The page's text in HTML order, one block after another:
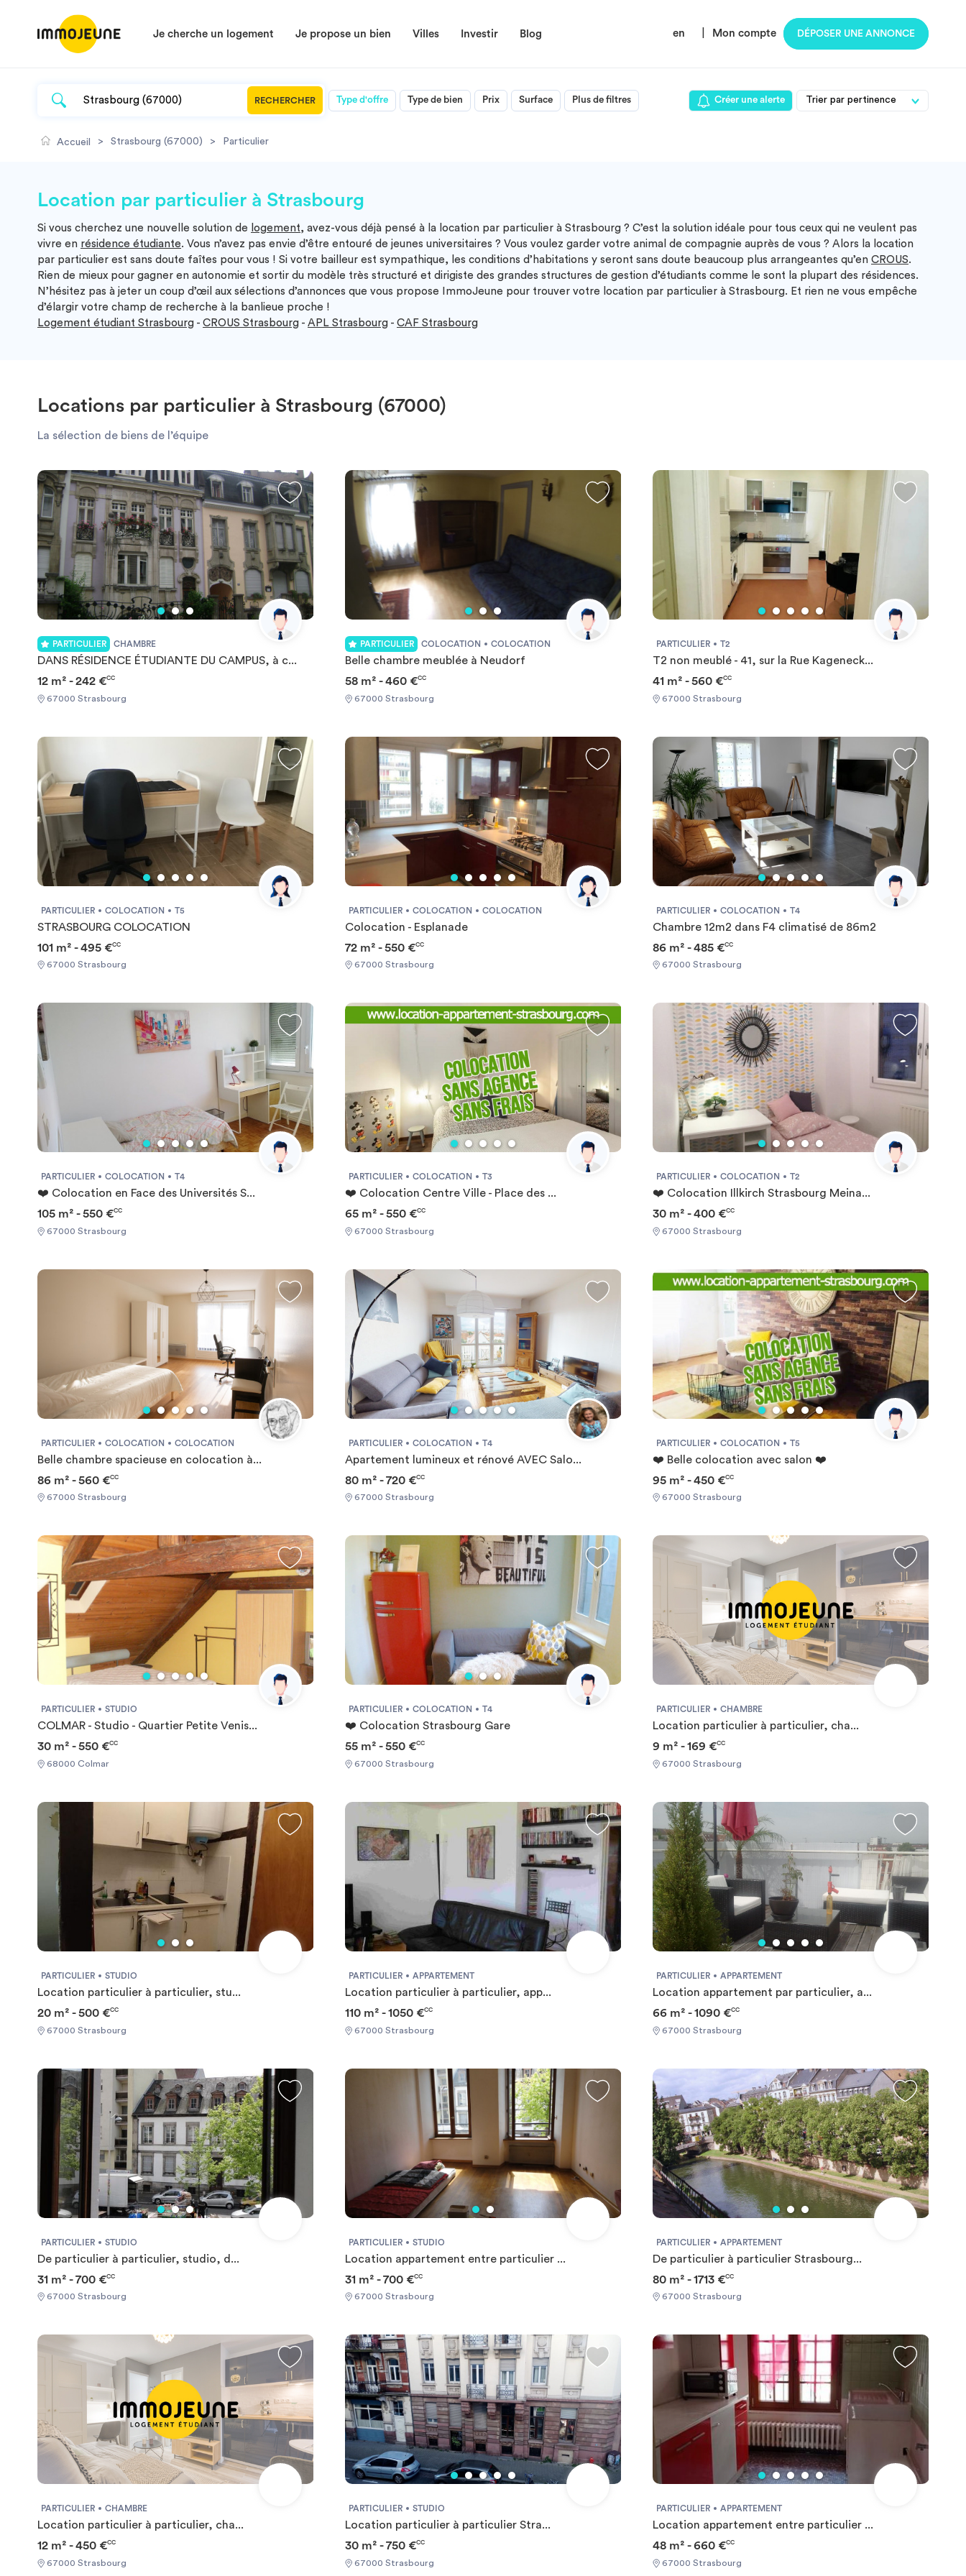
Je cherche un logement Je propose un bien Villes Investir Blog en Mon compte DÉPOSER UNE ANNONCE
RECHERCHER Type d'offre Type de bien Prix Surface Plus de filtres Créer une alerte
Accueil > Strasbourg (67000) > Particulier
Location par particulier à Strasbourg
Si vous cherchez une nouvelle solution de logement, avez-vous déjà pensé à la location par particulier à Strasbourg ? C’est la solution idéale pour tous ceux qui ne veulent pas
vivre en résidence étudiante. Vous n’avez pas envie d’être entouré de jeunes universitaires ? Vous voulez garder votre animal de compagnie auprès de vous ? Alors la location
par particulier est sans doute faîtes pour vous ! Si votre bailleur est sympathique, les conditions d’habitations y seront sans doute beaucoup plus arrangeantes qu’en CROUS.
Rien de mieux pour gagner en autonomie et sortir du modèle très structuré et dirigiste des grandes structures de gestion d’étudiants comme le sont la plupart des résidences.
N’hésitez pas à jeter un coup d’œil aux sélections d’annonces que vous propose ImmoJeune pour trouver votre location par particulier à Strasbourg. Et rien ne vous empêche
d’élargir votre champ de recherche à la banlieue proche !
Logement étudiant Strasbourg - CROUS Strasbourg - APL Strasbourg - CAF Strasbourg
Locations par particulier à Strasbourg (67000)
La sélection de biens de l’équipe
PARTICULIER CHAMBRE
DANS RÉSIDENCE ÉTUDIANTE DU CAMPUS, à c...
12 m² - 242 €CC
67000 Strasbourg
PARTICULIER COLOCATION COLOCATION
Belle chambre meublée à Neudorf
58 m² - 460 €CC
67000 Strasbourg
PARTICULIER T2
T2 non meublé - 41, sur la Rue Kageneck...
41 m² - 560 €CC
67000 Strasbourg
PARTICULIER COLOCATION T5
STRASBOURG COLOCATION
101 m² - 495 €CC
67000 Strasbourg
PARTICULIER COLOCATION COLOCATION
Colocation - Esplanade
72 m² - 550 €CC
67000 Strasbourg
PARTICULIER COLOCATION T4
Chambre 12m2 dans F4 climatisé de 86m2
86 m² - 485 €CC
67000 Strasbourg
PARTICULIER COLOCATION T4
❤️ Colocation en Face des Universités S...
105 m² - 550 €CC
67000 Strasbourg
PARTICULIER COLOCATION T3
❤️ Colocation Centre Ville - Place des ...
65 m² - 550 €CC
67000 Strasbourg
PARTICULIER COLOCATION T2
❤️ Colocation Illkirch Strasbourg Meina...
30 m² - 400 €CC
67000 Strasbourg
PARTICULIER COLOCATION COLOCATION
Belle chambre spacieuse en colocation à...
86 m² - 560 €CC
67000 Strasbourg
PARTICULIER COLOCATION T4
Apartement lumineux et rénové AVEC Salo...
80 m² - 720 €CC
67000 Strasbourg
PARTICULIER COLOCATION T5
❤️ Belle colocation avec salon ❤️
95 m² - 450 €CC
67000 Strasbourg
PARTICULIER STUDIO
COLMAR - Studio - Quartier Petite Venis...
30 m² - 550 €CC
68000 Colmar
PARTICULIER COLOCATION T4
❤️ Colocation Strasbourg Gare
55 m² - 550 €CC
67000 Strasbourg
PARTICULIER CHAMBRE
Location particulier à particulier, cha...
9 m² - 169 €CC
67000 Strasbourg
PARTICULIER STUDIO
Location particulier à particulier, stu...
20 m² - 500 €CC
67000 Strasbourg
PARTICULIER APPARTEMENT
Location particulier à particulier, app...
110 m² - 1050 €CC
67000 Strasbourg
PARTICULIER APPARTEMENT
Location appartement par particulier, a...
66 m² - 1090 €CC
67000 Strasbourg
PARTICULIER STUDIO
De particulier à particulier, studio, d...
31 m² - 700 €CC
67000 Strasbourg
PARTICULIER STUDIO
Location appartement entre particulier ...
31 m² - 700 €CC
67000 Strasbourg
PARTICULIER APPARTEMENT
De particulier à particulier Strasbourg...
80 m² - 1713 €CC
67000 Strasbourg
PARTICULIER CHAMBRE
Location particulier à particulier, cha...
12 m² - 450 €CC
67000 Strasbourg
PARTICULIER STUDIO
Location particulier à particulier Stra...
30 m² - 750 €CC
67000 Strasbourg
PARTICULIER APPARTEMENT
Location appartement entre particulier ...
48 m² - 660 €CC
67000 Strasbourg